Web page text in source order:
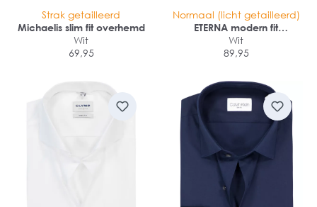
Strak getailleerd
Michaelis slim fit overhemd
Wit
69,95
Normaal (licht getailleerd)
ETERNA modern fit
overhemd mouwlengte 7
Wit
89,95